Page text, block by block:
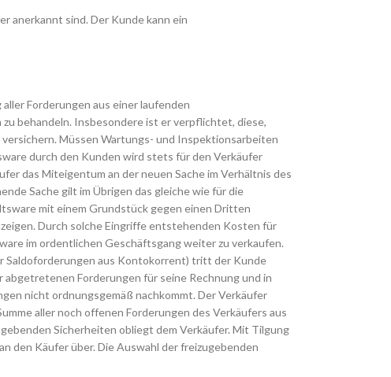
anerkannt sind. Der Kunde kann ein
Forderungen aus einer laufenden
behandeln. Insbesondere ist er verpflichtet, diese,
Müssen Wartungs- und Inspektionsarbeiten
durch den Kunden wird stets für den Verkäufer
das Miteigentum an der neuen Sache im Verhältnis des
Sache gilt im Übrigen das gleiche wie für die
mit einem Grundstück gegen einen Dritten
Durch solche Eingriffe entstehenden Kosten für
im ordentlichen Geschäftsgang weiter zu verkaufen.
Saldoforderungen aus Kontokorrent) tritt der Kunde
Forderungen für seine Rechnung und in
nicht ordnungsgemäß nachkommt. Der Verkäufer
aller noch offenen Forderungen des Verkäufers aus
Sicherheiten obliegt dem Verkäufer. Mit Tilgung
den Käufer über. Die Auswahl der freizugebenden